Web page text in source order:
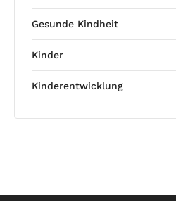
Gesunde Kindheit
Kinder
Kinderentwicklung